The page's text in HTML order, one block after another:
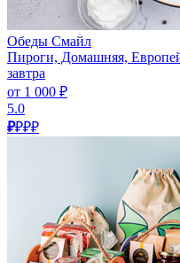
Обеды Смайл
Пироги, Домашняя,
завтра
от 1 000 ₽
5.0
₽₽₽₽